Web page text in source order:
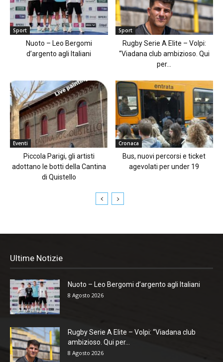
Sport
Nuoto – Leo Bergomi
d’argento agli Italiani
Sport
Rugby Serie A Elite – Volpi:
“Viadana club ambizioso. Qui
per...
Eventi
Piccola Parigi, gli artisti
adottano le botti della Cantina
di Quistello
Cronaca
Bus, nuovi percorsi e ticket
agevolati per under 19
Ultime Notizie
Nuoto – Leo Bergomi d’argento agli Italiani
8 Agosto 2026
Rugby Serie A Elite – Volpi: “Viadana club
ambizioso. Qui per...
8 Agosto 2026